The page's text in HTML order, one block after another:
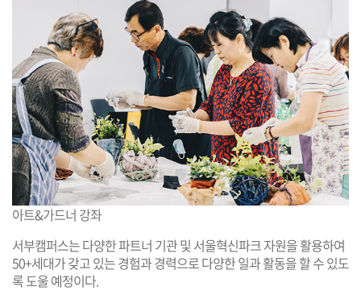
아트&가드너 강좌
서부캠퍼스는 다양한 파트너 기관 및 서울혁신파크 자원을 활용하여
50+세대가 갖고 있는 경험과 경력으로 다양한 일과 활동을 할 수 있도
록 도울 예정이다.